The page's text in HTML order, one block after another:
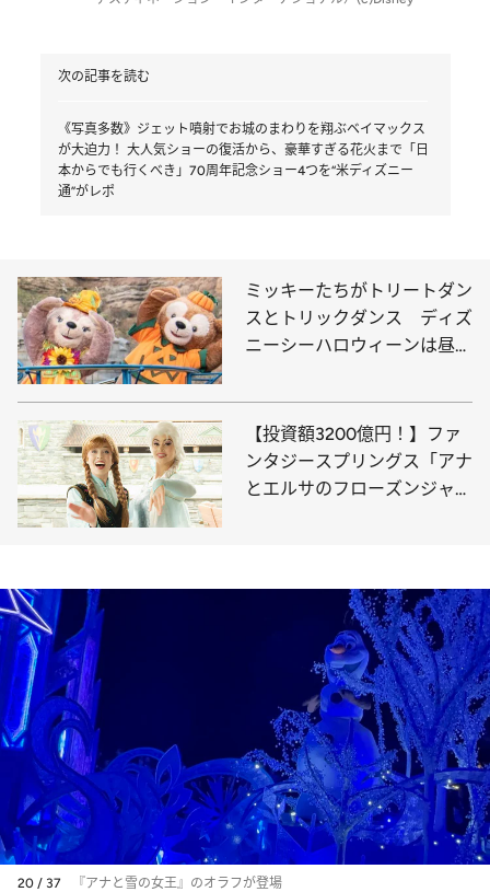
次の記事を読む
《写真多数》ジェット噴射でお城のまわりを翔ぶベイマックス
が大迫力！ 大人気ショーの復活から、豪華すぎる花火まで「日
本からでも行くべき」70周年記念ショー4つを“米ディズニー
通”がレポ
ミッキーたちがトリートダン
スとトリックダンス ディズ
ニーシーハロウィーンは昼夜
【投資額3200億円！】ファ
ンタジースプリングス「アナ
とエルサのフローズンジャー
20 / 37 『アナと雪の女王』のオラフが登場